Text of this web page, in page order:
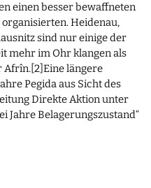
einen besser bewaffneten
Heidenau,
sind nur einige der
mehr im Ohr klangen als
Afrîn.[2]Eine längere
Pegida aus Sicht des
Direkte Aktion unter
Jahre Belagerungszustand“